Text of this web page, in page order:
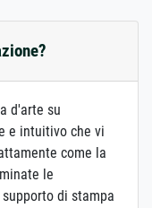
d'arte su
e intuitivo che vi
come la
le
di stampa